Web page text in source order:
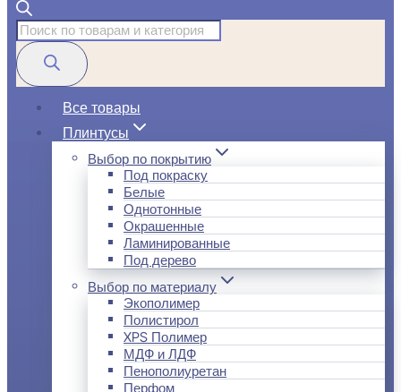
Поиск
товаров
Все товары
Плинтусы
Выбор по покрытию
Под покраску
Белые
Однотонные
Окрашенные
Ламинированные
Под дерево
Выбор по материалу
Экополимер
Полистирол
XPS Полимер
МДФ и ЛДФ
Пенополиуретан
Перфом